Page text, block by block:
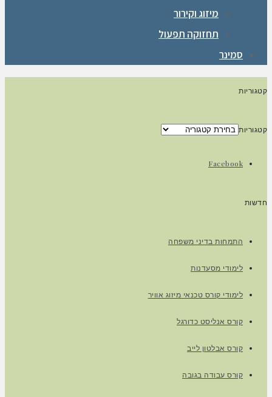
מיזוג וקירור
תחזוקה תפעול
סמינר
קטגוריות
קטגוריות
Facebook
חדשות
התמחות בדיני משפחה
לימודי מסעדנות
לימודי קורס טכנאי מיזוג אוויר
קורס אנליסט כדורגל
קורס אבלטון לייב
קורס עבודה בגובה